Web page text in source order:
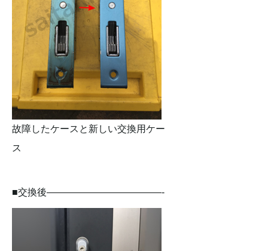
故障したケースと新しい交換用ケー
ス
■交換後————————————-